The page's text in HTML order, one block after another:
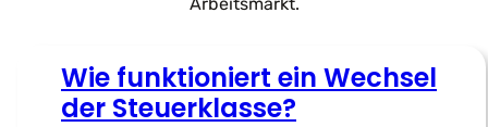
Wie funktioniert ein Wechsel
der Steuerklasse?